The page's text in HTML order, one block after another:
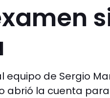
equipo de Sergio
abrió la cuenta